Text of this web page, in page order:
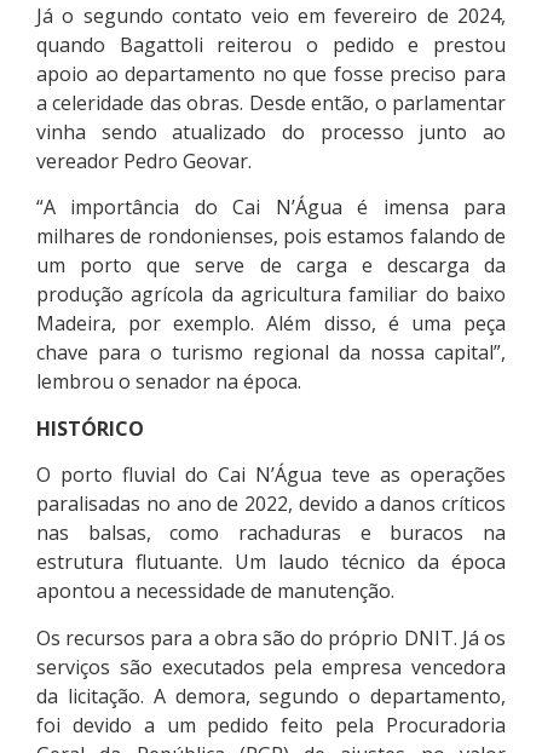
Já o segundo contato veio em fevereiro de 2024,
quando Bagattoli reiterou o pedido e prestou
apoio ao departamento no que fosse preciso para
a celeridade das obras. Desde então, o parlamentar
vinha sendo atualizado do processo junto ao
vereador Pedro Geovar.
“A importância do Cai N’Água é imensa para
milhares de rondonienses, pois estamos falando de
um porto que serve de carga e descarga da
produção agrícola da agricultura familiar do baixo
Madeira, por exemplo. Além disso, é uma peça
chave para o turismo regional da nossa capital”,
lembrou o senador na época.
HISTÓRICO
O porto fluvial do Cai N’Água teve as operações
paralisadas no ano de 2022, devido a danos críticos
nas balsas, como rachaduras e buracos na
estrutura flutuante. Um laudo técnico da época
apontou a necessidade de manutenção.
Os recursos para a obra são do próprio DNIT. Já os
serviços são executados pela empresa vencedora
da licitação. A demora, segundo o departamento,
foi devido a um pedido feito pela Procuradoria